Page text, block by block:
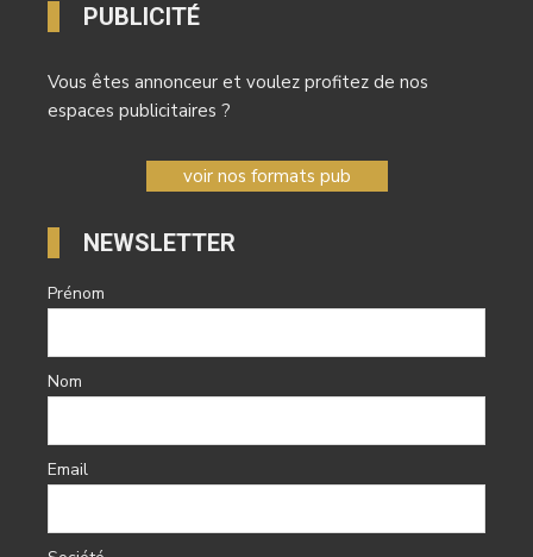
PUBLICITÉ
Vous êtes annonceur et voulez profitez de nos
espaces publicitaires ?
voir nos formats pub
NEWSLETTER
Prénom
Nom
Email